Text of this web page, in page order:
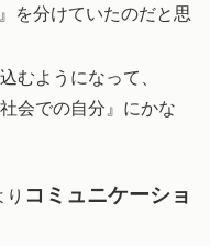
』を分けていたのだと思
むようになって、
会での自分』にかな
コミュニケーショ